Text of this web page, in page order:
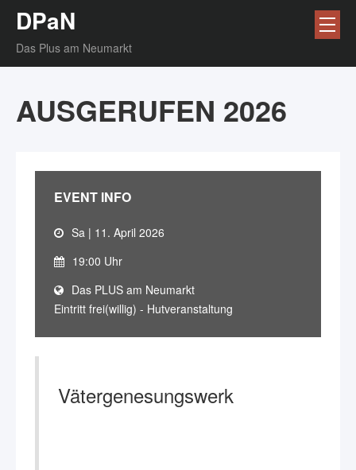
DPaN
Das Plus am Neumarkt
AUSGERUFEN 2026
EVENT INFO
Sa | 11. April 2026
19:00 Uhr
Das PLUS am Neumarkt
Eintritt frei(willig) - Hutveranstaltung
Vätergenesungswerk